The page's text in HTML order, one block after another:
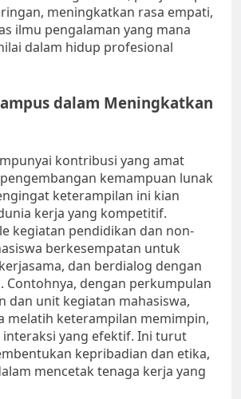
meningkatkan rasa empati,
ilmu pengalaman yang mana
dalam hidup profesional
dalam Meningkatkan
kontribusi yang amat
kemampuan lunak
keterampilan ini kian
kerja yang kompetitif.
kegiatan pendidikan dan non-
berkesempatan untuk
dan berdialog dengan
Contohnya, dengan perkumpulan
dan unit kegiatan mahasiswa,
melatih keterampilan memimpin,
interaksi yang efektif. Ini turut
kepribadian dan etika,
mencetak tenaga kerja yang